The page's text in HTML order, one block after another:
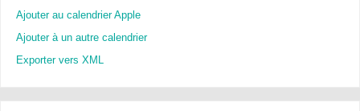
Ajouter au calendrier Apple
Ajouter à un autre calendrier
Exporter vers XML